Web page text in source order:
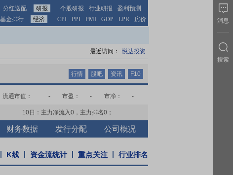
分红送配 研报 个股研报 行业研报
盈利预测
基金排行 经济 CPI PPI PMI GDP LPR 房价
最近访问： 悦达投资
行情 股吧 资讯 F10
流通市值： - 市盈： - 市净： -
10日：主力净流入0 ，主力排名0 ；
财务数据 发行分配 公司概况
K线 资金流统计 重点关注 行业排名
消息
搜索